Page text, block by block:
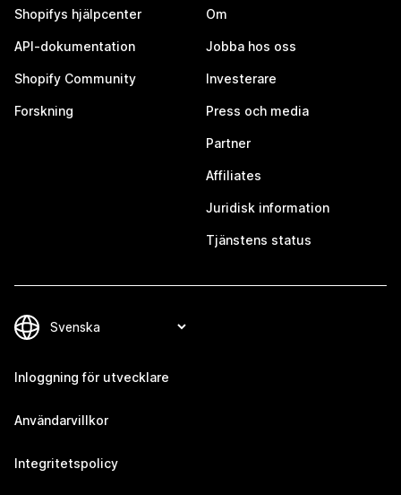
Shopifys hjälpcenter
API-dokumentation
Shopify Community
Forskning
Om
Jobba hos oss
Investerare
Press och media
Partner
Affiliates
Juridisk information
Tjänstens status
Inloggning för utvecklare
Användarvillkor
Integritetspolicy